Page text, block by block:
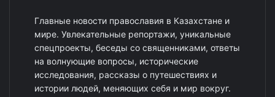
Главные новости православия в Казахстане и
мире. Увлекательные репортажи, уникальные
спецпроекты, беседы со священниками, ответы
на волнующие вопросы, исторические
исследования, рассказы о путешествиях и
истории людей, меняющих себя и мир вокруг.